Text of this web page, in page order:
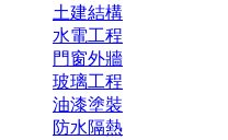
土建結構
水電工程
門窗外牆
玻璃工程
油漆塗裝
防水隔熱